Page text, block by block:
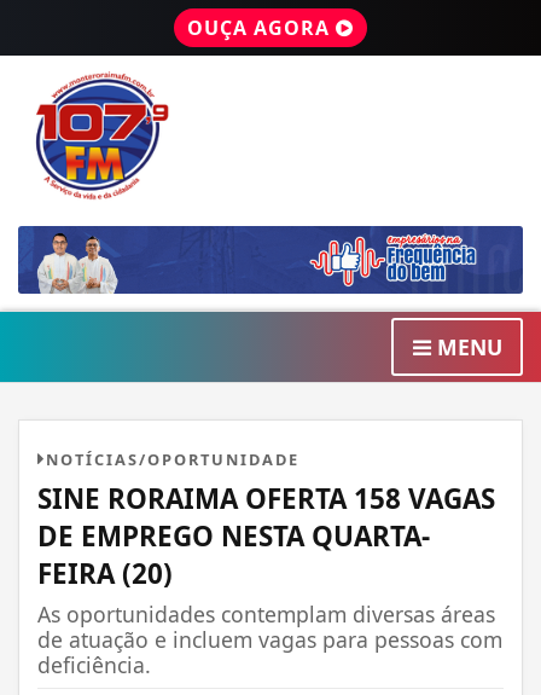
OUÇA AGORA
MENU
NOTÍCIAS/OPORTUNIDADE
SINE RORAIMA OFERTA 158 VAGAS
DE EMPREGO NESTA QUARTA-
FEIRA (20)
As oportunidades contemplam diversas áreas
de atuação e incluem vagas para pessoas com
deficiência.